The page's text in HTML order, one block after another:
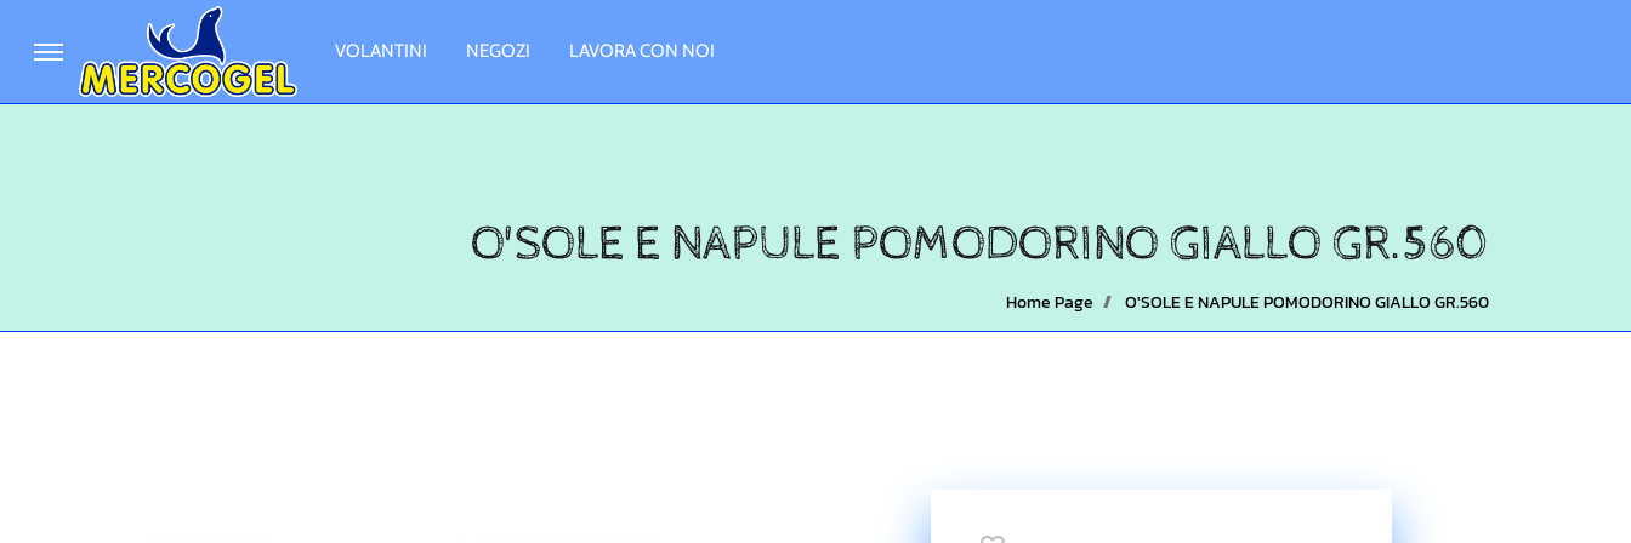
VOLANTINI NEGOZI LAVORA CON NOI
O'SOLE E NAPULE POMODORINO GIALLO GR.560
Home Page O'SOLE E NAPULE POMODORINO GIALLO GR.560